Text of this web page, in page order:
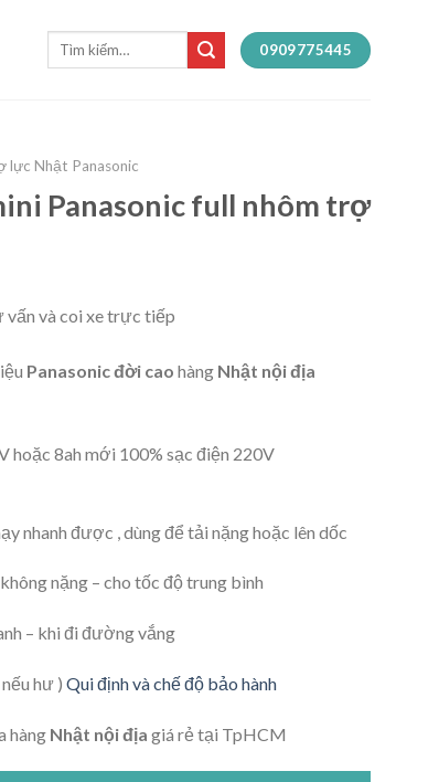
Tìm
0909775445
lực Nhật Panasonic
Panasonic full nhôm trợ
vấn và coi xe trực tiếp
Panasonic đời cao hàng Nhật nội địa
hoặc 8ah mới 100% sạc điện 220V
nhanh được , dùng để tải nặng hoặc lên dốc
nặng – cho tốc độ trung bình
– khi đi đường vắng
hư ) Qui định và chế độ bảo hành
hàng Nhật nội địa giá rẻ tại TpHCM